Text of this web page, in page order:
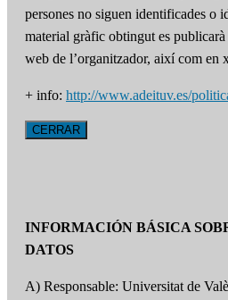
persones no siguen identificades o
material gràfic obtingut es
web de l’organitzador, així com en
+ info: http://www.adeituv.es/
CERRAR
INFORMACIÓN BÁSICA
DATOS
A) Responsable: Universitat de